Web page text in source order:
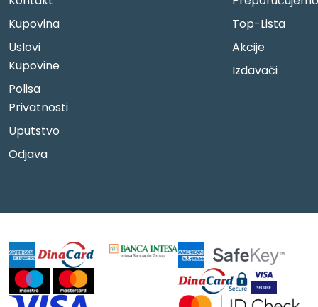
Kupovina
Uslovi
Kupovine
Polisa
Privatnosti
Uputstvo
Odjava
Top-Lista
Akcije
Izdavači